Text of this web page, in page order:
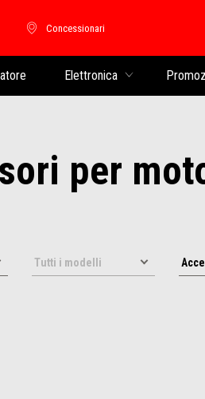
Concessionari
Concessionari
Elettronica
per